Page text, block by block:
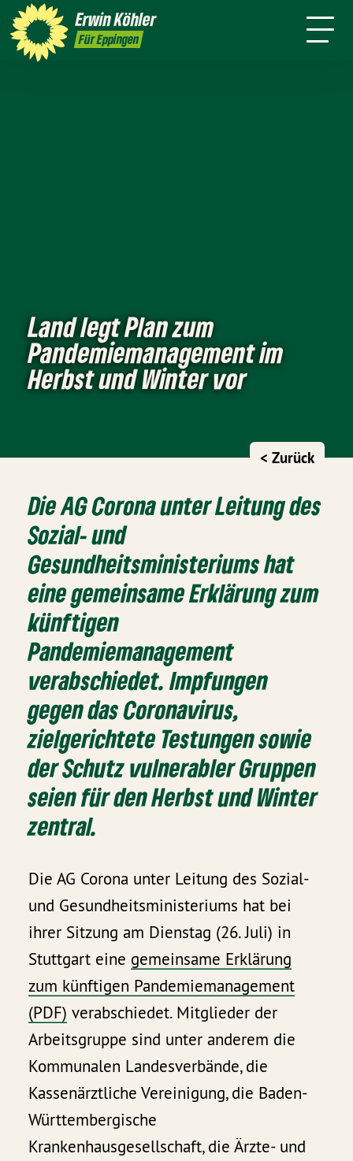
ErwinKöhler
Für Eppingen
Leichte Sprache
Wahlkreis
Land legt Plan zum
Pandemiemanagement im
Herbst und Winter vor
< Zurück
Die AG Corona unter Leitung des
Sozial- und
Gesundheitsministeriums hat
eine gemeinsame Erklärung zum
künftigen
Pandemiemanagement
verabschiedet. Impfungen
gegen das Coronavirus,
zielgerichtete Testungen sowie
der Schutz vulnerabler Gruppen
seien für den Herbst und Winter
zentral.
Die AG Corona unter Leitung des Sozial-
und Gesundheitsministeriums hat bei
ihrer Sitzung am Dienstag (26. Juli) in
Stuttgart eine gemeinsame Erklärung
zum künftigen Pandemiemanagement
(PDF) verabschiedet. Mitglieder der
Arbeitsgruppe sind unter anderem die
Kommunalen Landesverbände, die
Kassenärztliche Vereinigung, die Baden-
Württembergische
Krankenhausgesellschaft, die Ärzte- und